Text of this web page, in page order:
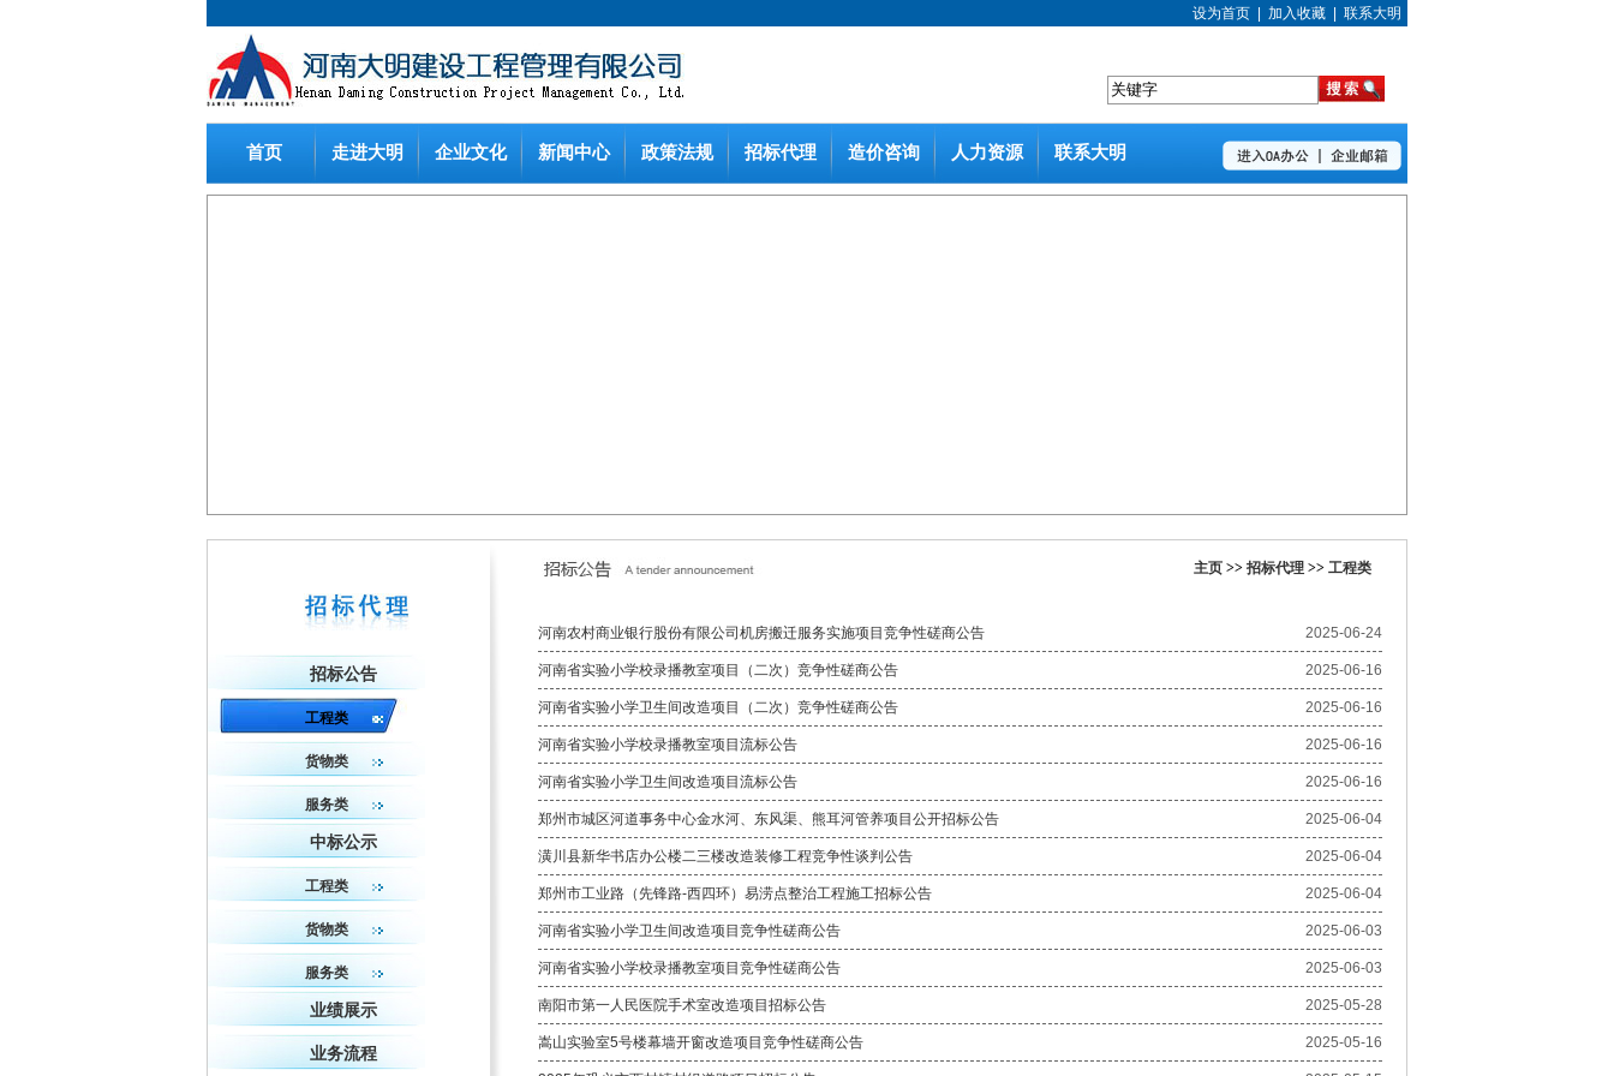
设为首页 加入收藏 联系大明
首页 走进大明 企业文化 新闻中心 政策法规 招标代理 造价咨询 人力资源 联系大明
主页 >> 招标代理 >> 工程类
2025-06-24
河南农村商业银行股份有限公司机房搬迁服务实施项目竞争性磋商公告
2025-06-16
河南省实验小学校录播教室项目（二次）竞争性磋商公告
2025-06-16
河南省实验小学卫生间改造项目（二次）竞争性磋商公告
2025-06-16
河南省实验小学校录播教室项目流标公告
2025-06-16
河南省实验小学卫生间改造项目流标公告
2025-06-04
郑州市城区河道事务中心金水河、东风渠、熊耳河管养项目公开招标公告
2025-06-04
潢川县新华书店办公楼二三楼改造装修工程竞争性谈判公告
2025-06-04
郑州市工业路（先锋路-西四环）易涝点整治工程施工招标公告
2025-06-03
河南省实验小学卫生间改造项目竞争性磋商公告
2025-06-03
河南省实验小学校录播教室项目竞争性磋商公告
2025-05-28
南阳市第一人民医院手术室改造项目招标公告
2025-05-16
嵩山实验室5号楼幕墙开窗改造项目竞争性磋商公告
招标公告
工程类
货物类
服务类
中标公示
工程类
货物类
服务类
业绩展示
业务流程